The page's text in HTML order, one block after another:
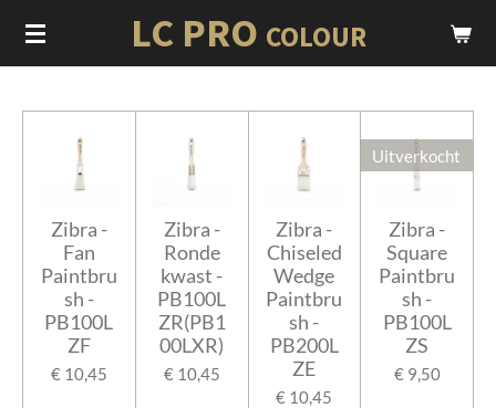
Ga
direct
LC PRO COLOUR
Zibra -
Fan
Paintbru
sh -
PB100L
ZF
€ 10,45
Zibra -
Ronde
kwast -
PB100L
ZR(PB1
00LXR)
€ 10,45
Zibra -
Chiseled
Wedge
Paintbru
sh -
PB200L
ZE
€ 10,45
Uitverkocht
Zibra -
Square
Paintbru
sh -
PB100L
ZS
€ 9,50